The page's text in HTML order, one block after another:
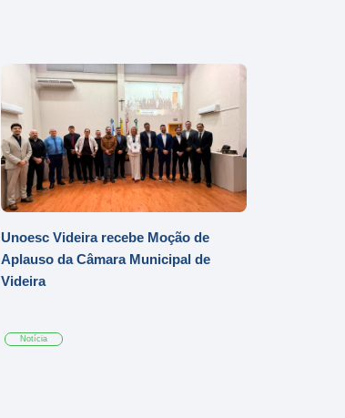
Unoesc Videira recebe Moção de
Aplauso da Câmara Municipal de
Videira
Notícia